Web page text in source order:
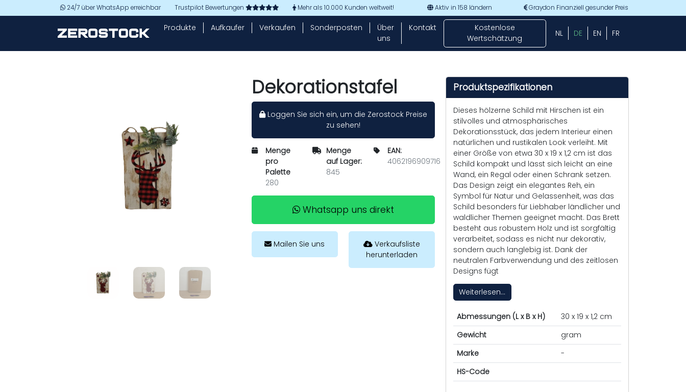
Skip to main content24/7 über WhatsApp erreichbar Trustpilot Bewertungen Mehr als 10.000 Kunden weltweit! Aktiv in 158 ländern Graydon Finanziell gesunder Preis
Produkte Aufkaufer Verkaufen Sonderposten
Über
uns
Kontakt
Kostenlose
Wertschätzung
NL DE EN FR
Dekorationstafel
Loggen Sie sich ein, um die Zerostock Preise
zu sehen!
Menge
pro
Palette
280
Menge
auf Lager:
845
EAN:
4062196909716
Whatsapp uns direkt
Mailen Sie uns
Verkaufsliste
herunterladen
Produktspezifikationen
Dieses hölzerne Schild mit Hirschen ist ein
stilvolles und atmosphärisches
Dekorationsstück, das jedem Interieur einen
natürlichen und rustikalen Look verleiht. Mit
einer Größe von etwa 30 x 19 x 1,2 cm ist das
Schild kompakt und lässt sich leicht an eine
Wand, ein Regal oder einen Schrank setzen.
Das Design zeigt ein elegantes Reh, ein
Symbol für Natur und Gelassenheit, was das
Schild besonders für Liebhaber ländlicher und
waldlicher Themen geeignet macht. Das Brett
besteht aus robustem Holz und ist sorgfältig
verarbeitet, sodass es nicht nur dekorativ,
sondern auch langlebig ist. Dank der
neutralen Farbverwendung und des zeitlosen
Designs fügt
Weiterlesen...
Abmessungen (L x B x H)
30 x 19 x 1,2 cm
Gewicht
gram
Marke
-
HS-Code